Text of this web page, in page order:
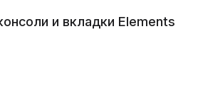
и вкладки Elements